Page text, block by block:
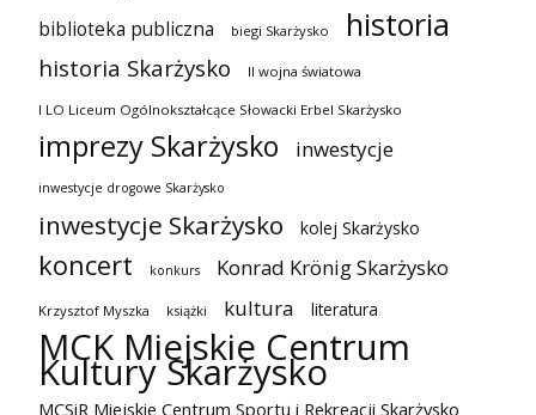
biblioteka publiczna
biegi Skarżysko historia
historia Skarżysko II wojna światowa
I LO Liceum Ogólnokształcące Słowacki Erbel Skarżysko
imprezy Skarżysko inwestycje
inwestycje drogowe Skarżysko
inwestycje Skarżysko kolej Skarżysko
koncert konkurs Konrad Krönig Skarżysko
Krzysztof Myszka książki kultura literatura
MCK Miejskie Centrum
Kultury Skarżysko
MCSiR Miejskie Centrum Sportu i Rekreacji Skarżysko